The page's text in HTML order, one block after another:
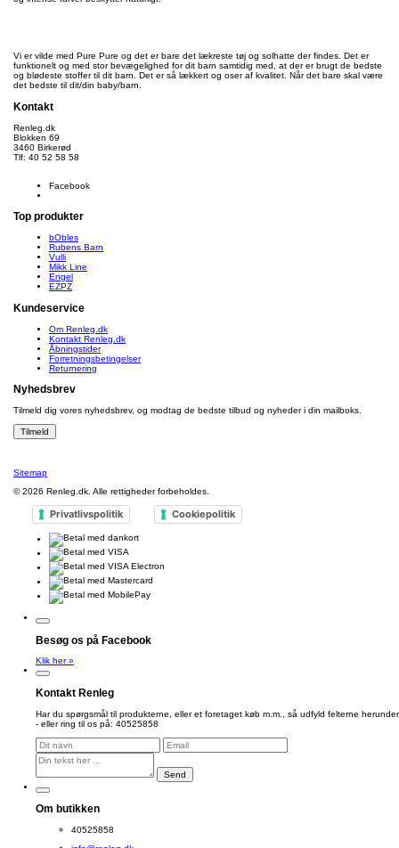
Vi er vilde med Pure Pure og det er bare det lækreste tøj og solhatte der findes. Det er
funktionelt og med stor bevægelighed for dit barn samtidig med, at der er brugt de bedste
og blødeste stoffer til dit barn. Det er så lækkert og oser af kvalitet. Når det bare skal være
det bedste til dit/din baby/barn.
Kontakt
Renleg.dk
Blokken 69
3460 Birkerød
Tlf: 40 52 58 58
Facebook
Top produkter
bObles
Rubens Barn
Vulli
Mikk Line
Engel
EZPZ
Kundeservice
Om Renleg.dk
Kontakt Renleg.dk
Åbningstider
Forretningsbetingelser
Returnering
Nyhedsbrev
Tilmeld dig vores nyhedsbrev, og modtag de bedste tilbud og nyheder i din mailboks.
Sitemap
© 2026 Renleg.dk . Alle rettigheder forbeholdes.
Privatlivspolitik Cookiepolitik
Besøg os på Facebook
Klik her »
Kontakt Renleg
Har du spørgsmål til produkterne, eller et foretaget køb m.m., så udfyld felterne herunder
- eller ring til os på: 40525858
Send
Om butikken
40525858